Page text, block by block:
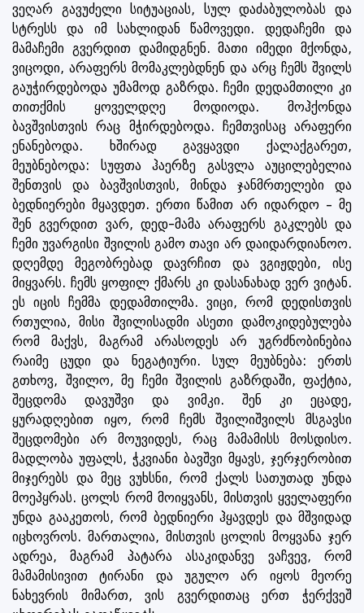
ვეღარ გავუძელი სიტუაციას, სულ დაძაბულობას და
სტრესს და იმ სახლიდან წამოვედი. დედაჩემი და
მამაჩემი გვერდით დამიდგნენ. მათი იმედი მქონდა,
ვიცოდი, არაფერს მომაკლებდნენ და არც ჩემს შვილს
გაუჭირდებოდა უმამოდ გაზრდა. ჩემი დედამთილი კი
თითქმის ყოველდღე მოდიოდა. მოჰქონდა
ბავშვისთვის რაც მჭირდებოდა. ჩემთვისაც არაფერი
ენანებოდა. ხშირად გავყავდი ქალაქგარეთ,
მეუბნებოდა: სუფთა ჰაერზე გასვლა აუცილებელია
შენთვის და ბავშვისთვის, მინდა ჯანმრთელები და
ბედნიერები მყავდეთ. ერთი წამით არ იდარდო – მე
შენ გვერდით ვარ, დედ-მამა არაფერს გაკლებს და
ჩემი უვარგისი შვილის გამო თავი არ დაიდარდიანოო.
დღემდე მეგობრებად დავრჩით და ვგიჟდები, ისე
მიყვარს. ჩემს ყოფილ ქმარს კი დასანახად ვერ ვიტან.
ეს იცის ჩემმა დედამთილმა. ვიცი, რომ დედისთვის
რთულია, მისი შვილისადმი ასეთი დამოკიდებულება
რომ მაქვს, მაგრამ არასოდეს არ უგრძნობინებია
რაიმე ცუდი და ნეგატიური. სულ მეუბნება: ერთს
გთხოვ, შვილო, მე ჩემი შვილის გაზრდაში, ფაქტია,
შეცდომა დავუშვი და ვიმკი. შენ კი ეცადე,
ყურადღებით იყო, რომ ჩემს შვილიშვილს მსგავსი
შეცდომები არ მოუვიდეს, რაც მამამისს მოსდისო.
მადლობა უფალს, ჭკვიანი ბავშვი მყავს, ჯერჯერობით
მიჯერებს და მეც ვუხსნი, რომ ქალს სათუთად უნდა
მოეპყრას. ცოლს რომ მოიყვანს, მისთვის ყველაფერი
უნდა გააკეთოს, რომ ბედნიერი ჰყავდეს და მშვიდად
იცხოვროს. მართალია, მისთვის ცოლის მოყვანა ჯერ
ადრეა, მაგრამ პატარა ასაკიდანვე ვაჩვევ, რომ
მამამისივით ტირანი და უგულო არ იყოს მეორე
ნახევრის მიმართ, ვის გვერდითაც ერთ ჭერქვეშ